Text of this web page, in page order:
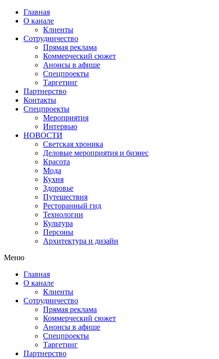
Главная
О канале
Клиенты
Сотрудничество
Прямая реклама
Коммерческий сюжет
Анонсы в афише
Cпецпроекты
Таргетинг
Партнерство
Контакты
Спецпроекты
Мероприятия
Интервью
НОВОСТИ
Светская хроника
Деловые мероприятия и бизнес
Красота
Мода
Кухня
Здоровье
Путешествия
Ресторанный гид
Технологии
Культура
Персоны
Архитектура и дизайн
Меню
Главная
О канале
Клиенты
Сотрудничество
Прямая реклама
Коммерческий сюжет
Анонсы в афише
Cпецпроекты
Таргетинг
Партнерство